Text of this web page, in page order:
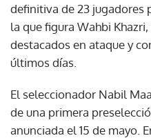
definitiva de 23 jugadores
la que figura Wahbi
destacados en ataque y
últimos días.
El seleccionador Nabil
de una primera
anunciada el 15 de mayo.